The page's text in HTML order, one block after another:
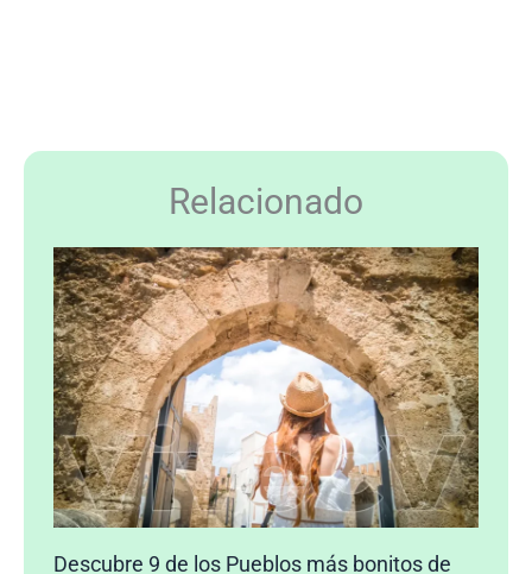
Relacionado
Descubre 9 de los Pueblos más bonitos de